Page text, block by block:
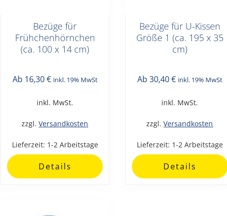
Bezüge für
Frühchenhörnchen
(ca. 100 x 14 cm)
Ab 16,30€ inkl. 19% MwSt
inkl. MwSt.
zzgl.Versandkosten
Lieferzeit: 1-2 Arbeitstage
Details
Produkt
weist
Varianten
können
auf
der
Produktseite
Bezüge für U-Kissen
Größe 1 (ca. 195 x 35
cm)
Ab 30,40€ inkl. 19% MwSt
inkl. MwSt.
zzgl.Versandkosten
Lieferzeit: 1-2 Arbeitstage
Details
Dieses
Produkt
Varianten
können
auf
der
Produktseite